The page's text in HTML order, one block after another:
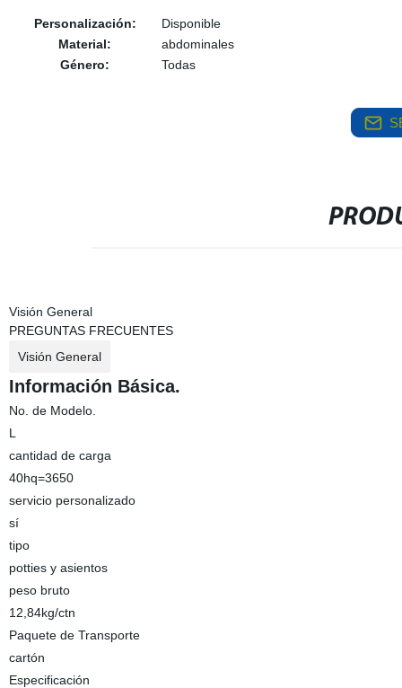
Personalización:
Disponible
Material:
abdominales
Género:
Todas
Visión General
PREGUNTAS FRECUENTES
Visión General
Información Básica.
No. de Modelo.
L
cantidad de carga
40hq=3650
servicio personalizado
sí
tipo
potties y asientos
peso bruto
12,84kg/ctn
Paquete de Transporte
cartón
Especificación